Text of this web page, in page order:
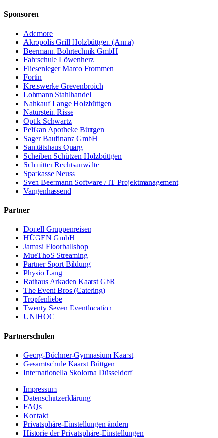
Sponsoren
Addmore
Akropolis Grill Holzbüttgen (Anna)
Beermann Bohrtechnik GmbH
Fahrschule Löwenherz
Fliesenleger Marco Frommen
Fortin
Kreiswerke Grevenbroich
Lohmann Stahlhandel
Nahkauf Lange Holzbüttgen
Naturstein Risse
Optik Schwartz
Pelikan Apotheke Büttgen
Sager Baufinanz GmbH
Sanitätshaus Quarg
Scheiben Schützen Holzbüttgen
Schmitter Rechtsanwälte
Sparkasse Neuss
Sven Beermann Software / IT Projektmanagement
Vangenhassend
Partner
Donell Gruppenreisen
HÜGEN GmbH
Jamasi Floorballshop
MueThoS Streaming
Partner Sport Bildung
Physio Lang
Rathaus Arkaden Kaarst GbR
The Event Bros (Catering)
Tropfenliebe
Twenty Seven Eventlocation
UNIHOC
Partnerschulen
Georg-Büchner-Gymnasium Kaarst
Gesamtschule Kaarst-Büttgen
Internationella Skolorna Düsseldorf
Impressum
Datenschutzerklärung
FAQs
Kontakt
Privatsphäre-Einstellungen ändern
Historie der Privatsphäre-Einstellungen